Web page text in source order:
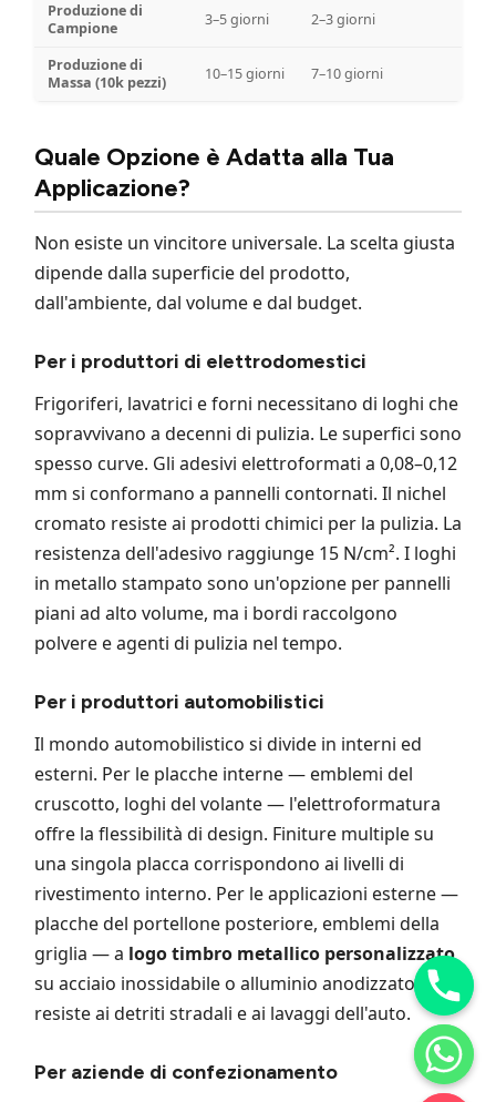
Produzione di
Campione
3–5 giorni 2–3 giorni
Produzione di
Massa (10k pezzi)
10–15 giorni 7–10 giorni
Quale Opzione è Adatta alla Tua
Applicazione?
Non esiste un vincitore universale. La scelta giusta
dipende dalla superficie del prodotto,
dall'ambiente, dal volume e dal budget.
Per i produttori di elettrodomestici
Frigoriferi, lavatrici e forni necessitano di loghi che
sopravvivano a decenni di pulizia. Le superfici sono
spesso curve. Gli adesivi elettroformati a 0,08–0,12
mm si conformano a pannelli contornati. Il nichel
cromato resiste ai prodotti chimici per la pulizia. La
resistenza dell'adesivo raggiunge 15 N/cm². I loghi
in metallo stampato sono un'opzione per pannelli
piani ad alto volume, ma i bordi raccolgono
polvere e agenti di pulizia nel tempo.
Per i produttori automobilistici
Il mondo automobilistico si divide in interni ed
esterni. Per le placche interne — emblemi del
cruscotto, loghi del volante — l'elettroformatura
offre la flessibilità di design. Finiture multiple su
una singola placca corrispondono ai livelli di
rivestimento interno. Per le applicazioni esterne —
placche del portellone posteriore, emblemi della
griglia — a logo timbro metallico personalizzato
su acciaio inossidabile o alluminio anodizzato
resiste ai detriti stradali e ai lavaggi dell'auto.
Per aziende di confezionamento